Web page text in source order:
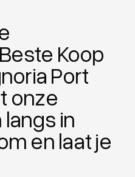
Koop
Port
onze
in
en laat je